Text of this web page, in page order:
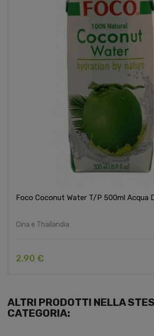
Foco Coconut Water T/p 500ml Acqua
Cina e Thailandia
2,90 €
ALTRI PRODOTTI NELLA
CATEGORIA: